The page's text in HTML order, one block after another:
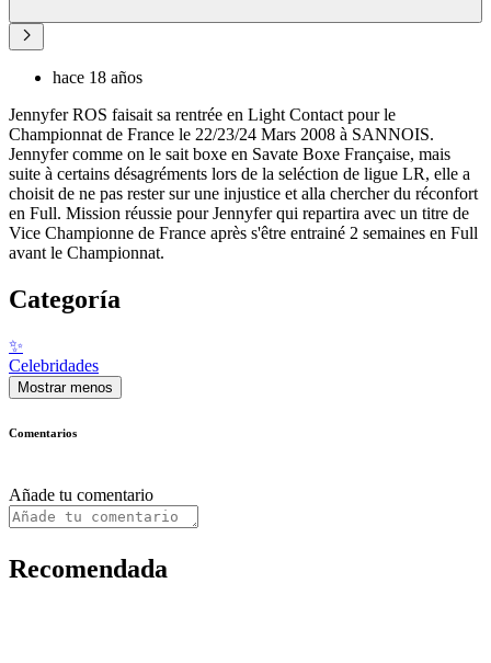
hace 18 años
Jennyfer ROS faisait sa rentrée en Light Contact pour le
Championnat de France le 22/23/24 Mars 2008 à SANNOIS.
Jennyfer comme on le sait boxe en Savate Boxe Française, mais
suite à certains désagréments lors de la seléction de ligue LR, elle a
choisit de ne pas rester sur une injustice et alla chercher du réconfort
en Full. Mission réussie pour Jennyfer qui repartira avec un titre de
Vice Championne de France après s'être entrainé 2 semaines en Full
avant le Championnat.
Categoría
✨
Celebridades
Mostrar menos
Comentarios
Añade tu comentario
Recomendada